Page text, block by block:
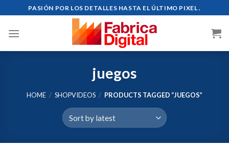
to
content
PASIÓN POR LOS DETALLES HASTA EL ÚLTIMO PIXEL .
juegos
HOME / SHOPVIDEOS / PRODUCTS TAGGED “JUEGOS”